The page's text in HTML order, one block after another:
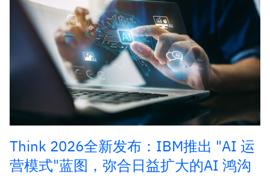
Think 2026全新发布：IBM推出 "AI 运
营模式"蓝图，弥合日益扩大的AI 鸿沟